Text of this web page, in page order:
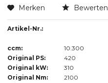
Merken Bewerten
Artikel-Nr.:
ccm:
10.300
Original PS:
420
Original kW:
310
Original Nm:
2100